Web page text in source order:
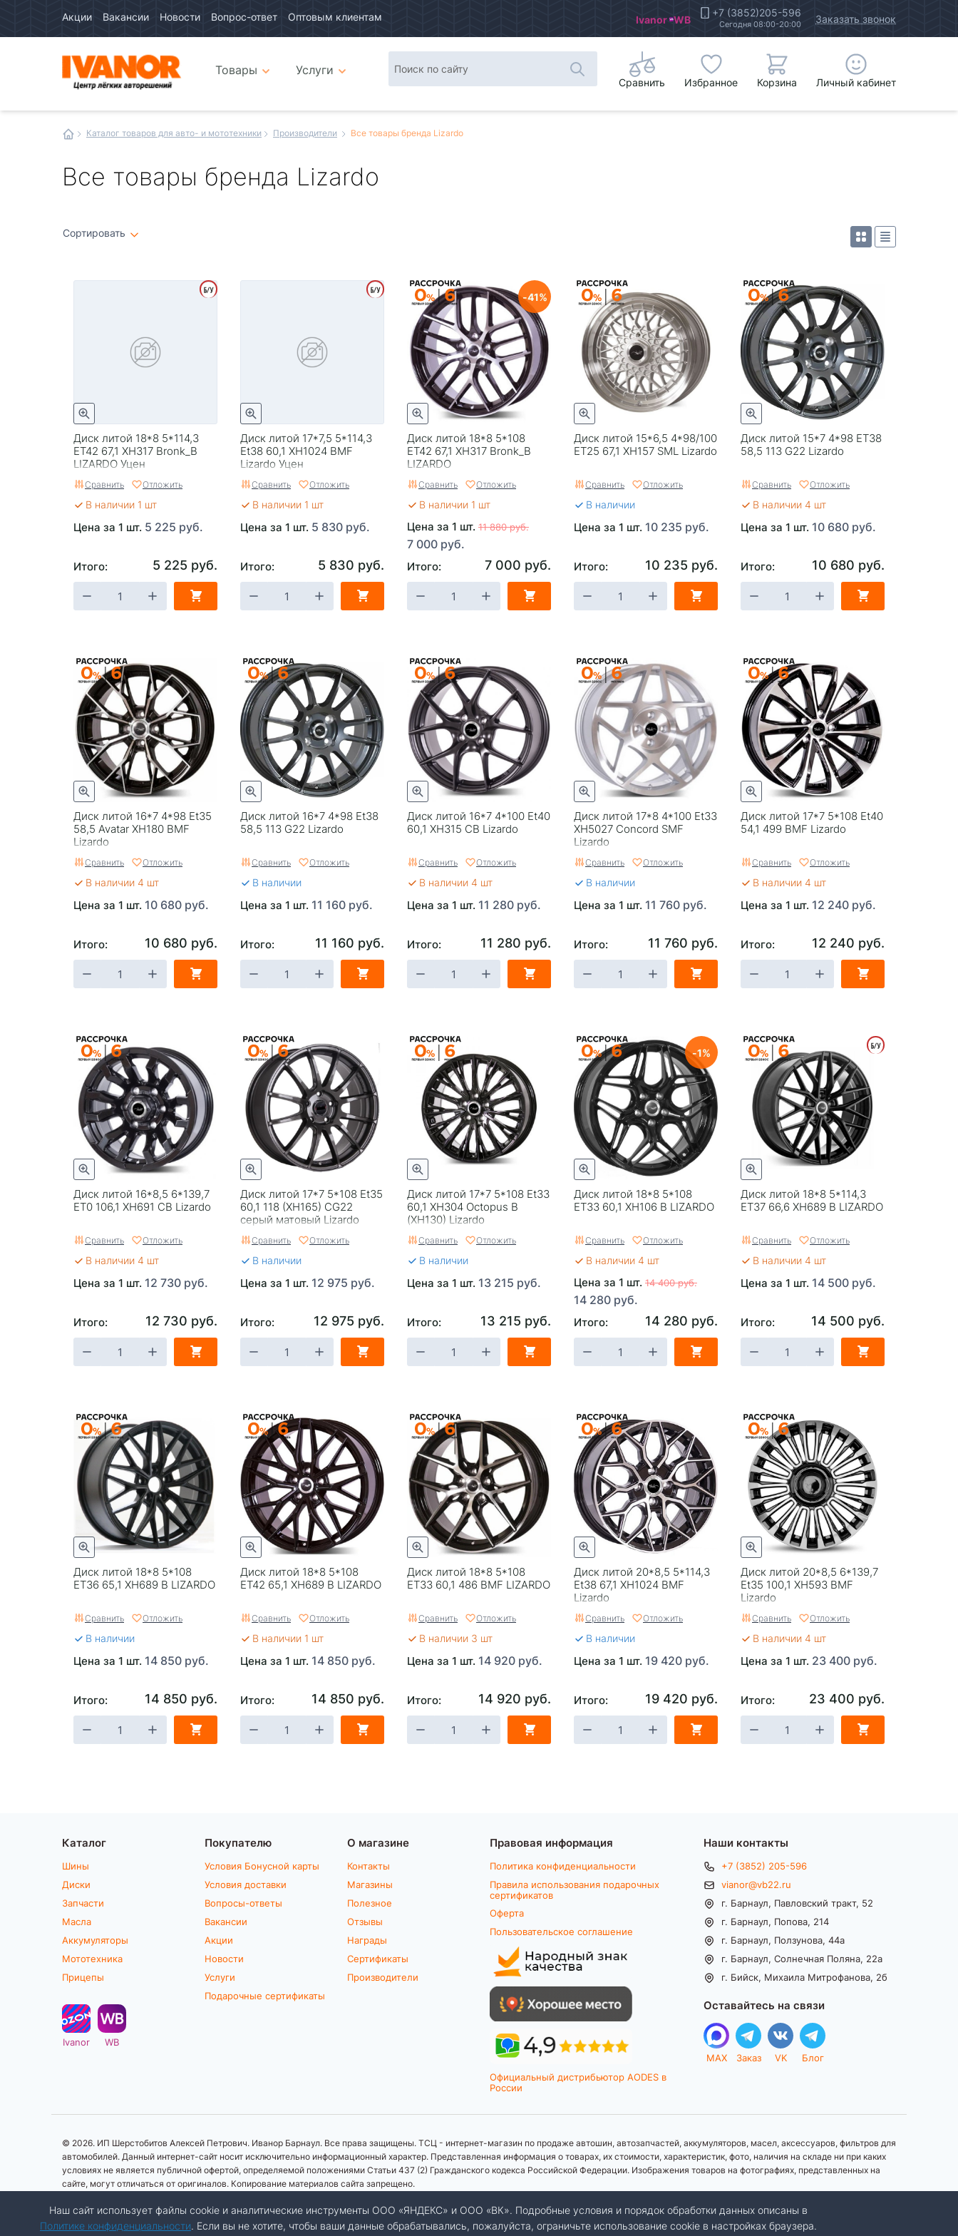
Акции Вакансии Новости Вопрос-ответ Оптовым клиентам Ivanor WB +7 (3852)205-596
Сегодня 08:00-20:00 Заказать звонок
интернетТовары
Услуги
Сравнить Избранное Корзина Личный кабинет
Каталог товаров для авто- и мототехники Производители Все товары бренда Lizardo
Все товары бренда Lizardo
Сортировать
Диск литой 18*8 5*114,3
ET42 67,1 XH317 Bronk_B
LIZARDO Уцен
Сравнить Отложить
В наличии 1 шт
Цена за 1 шт. 5 225 руб.
Итого: 5 225 руб.
Диск литой 17*7,5 5*114,3
Et38 60,1 XH1024 BMF
Lizardo Уцен
Сравнить Отложить
В наличии 1 шт
Цена за 1 шт. 5 830 руб.
Итого: 5 830 руб.
Диск литой 18*8 5*108
ET42 67,1 XH317 Bronk_B
LIZARDO
41
Сравнить Отложить
В наличии 1 шт
Цена за 1 шт. 11 880 руб.
7 000 руб.
Итого: 7 000 руб.
Диск литой 15*6,5 4*98/100
ЕТ25 67,1 XH157 SML Lizardo
Сравнить Отложить
В наличии
Цена за 1 шт. 10 235 руб.
Итого: 10 235 руб.
Диск литой 15*7 4*98 ЕТ38
58,5 113 G22 Lizardo
Сравнить Отложить
В наличии 4 шт
Цена за 1 шт. 10 680 руб.
Итого: 10 680 руб.
Диск литой 16*7 4*98 Et35
58,5 Avatar XH180 BMF
Lizardo
Сравнить Отложить
В наличии 4 шт
Цена за 1 шт. 10 680 руб.
Итого: 10 680 руб.
Диск литой 16*7 4*98 Et38
58,5 113 G22 Lizardo
Сравнить Отложить
В наличии
Цена за 1 шт. 11 160 руб.
Итого: 11 160 руб.
Диск литой 16*7 4*100 Et40
60,1 XH315 CB Lizardo
Сравнить Отложить
В наличии 4 шт
Цена за 1 шт. 11 280 руб.
Итого: 11 280 руб.
Диск литой 17*8 4*100 Et33
XH5027 Concord SMF
Lizardo
Сравнить Отложить
В наличии
Цена за 1 шт. 11 760 руб.
Итого: 11 760 руб.
Диск литой 17*7 5*108 Et40
54,1 499 BMF Lizardo
Сравнить Отложить
В наличии 4 шт
Цена за 1 шт. 12 240 руб.
Итого: 12 240 руб.
Диск литой 16*8,5 6*139,7
ET0 106,1 XH691 CB Lizardo
Сравнить Отложить
В наличии 4 шт
Цена за 1 шт. 12 730 руб.
Итого: 12 730 руб.
Диск литой 17*7 5*108 Et35
60,1 118 (XH165) CG22
серый матовый Lizardo
Сравнить Отложить
В наличии
Цена за 1 шт. 12 975 руб.
Итого: 12 975 руб.
Диск литой 17*7 5*108 Et33
60,1 XH304 Octopus B
(XH130) Lizardo
Сравнить Отложить
В наличии
Цена за 1 шт. 13 215 руб.
Итого: 13 215 руб.
Диск литой 18*8 5*108
ET33 60,1 XH106 B LIZARDO
1
Сравнить Отложить
В наличии 4 шт
Цена за 1 шт. 14 400 руб.
14 280 руб.
Итого: 14 280 руб.
Диск литой 18*8 5*114,3
ET37 66,6 XH689 B LIZARDO
Сравнить Отложить
В наличии 4 шт
Цена за 1 шт. 14 500 руб.
Итого: 14 500 руб.
Диск литой 18*8 5*108
ET36 65,1 XH689 B LIZARDO
Сравнить Отложить
В наличии
Цена за 1 шт. 14 850 руб.
Итого: 14 850 руб.
Диск литой 18*8 5*108
ET42 65,1 XH689 B LIZARDO
Сравнить Отложить
В наличии 1 шт
Цена за 1 шт. 14 850 руб.
Итого: 14 850 руб.
Диск литой 18*8 5*108
ET33 60,1 486 BMF LIZARDO
Сравнить Отложить
В наличии 3 шт
Цена за 1 шт. 14 920 руб.
Итого: 14 920 руб.
Диск литой 20*8,5 5*114,3
Et38 67,1 XH1024 BMF
Lizardo
Сравнить Отложить
В наличии
Цена за 1 шт. 19 420 руб.
Итого: 19 420 руб.
Диск литой 20*8,5 6*139,7
Et35 100,1 XH593 BMF
Lizardo
Сравнить Отложить
В наличии 4 шт
Цена за 1 шт. 23 400 руб.
Итого: 23 400 руб.
Каталог
Шины
Диски
Запчасти
Масла
Аккумуляторы
Мототехника
Прицепы
Ivanor WB
Покупателю
Условия Бонусной карты
Условия доставки
Вопросы-ответы
Вакансии
Акции
Новости
Услуги
Подарочные сертификаты
О магазине
Контакты
Магазины
Полезное
Отзывы
Награды
Сертификаты
Производители
Правовая информация
Политика конфиденциальности
Правила использования подарочных
сертификатов
Оферта
Пользовательское соглашение
Официальный дистрибьютор AODES в
России
Наши контакты
+7 (3852) 205-596
vianor@vb22.ru
г. Барнаул, Павловский тракт, 52
г. Барнаул, Попова, 214
г. Барнаул, Ползунова, 44а
г. Барнаул, Солнечная Поляна, 22а
г. Бийск, Михаила Митрофанова, 2б
Оставайтесь на связи
MAX Заказ VK Блог
© 2026. ИП Шерстобитов Алексей Петрович. Иванор Барнаул. Все права защищены. ТСЦ - интернет-магазин по продаже автошин, автозапчастей, аккумуляторов, масел, аксессуаров, фильтров для
автомобилей. Данный интернет-сайт носит исключительно информационный характер. Представленная информация о товарах, их стоимости, характеристик, фото, наличия на складе ни при каких
условиях не является публичной офертой, определяемой положениями Статьи 437 (2) Гражданского кодекса Российской Федерации. Изображения товаров на фотографиях, представленных на
сайте, могут отличаться от оригиналов. Копирование материалов сайта запрещено.
Разработка сайта:Авалон
Наш сайт использует файлы cookie и аналитические инструменты ООО «ЯНДЕКС» и ООО «ВК». Подробные условия и порядок обработки данных описаны в
Политике конфиденциальности. Если вы не хотите, чтобы ваши данные обрабатывались, пожалуйста, ограничьте использование cookie в настройках браузера.